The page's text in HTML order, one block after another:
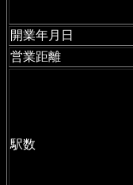
開業年月日
営業距離
駅数